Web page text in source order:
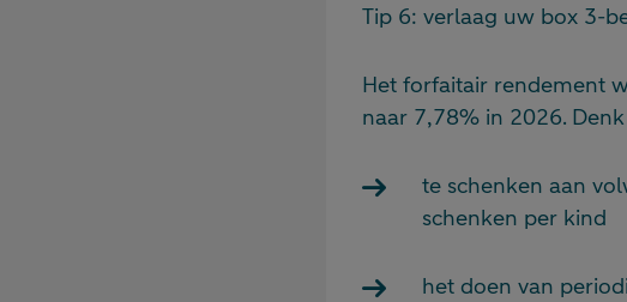
Tip 6: verlaag uw box 3-
Het forfaitair rendement
naar 7,78% in 2026.
te schenken aan
schenken per kind
het doen van